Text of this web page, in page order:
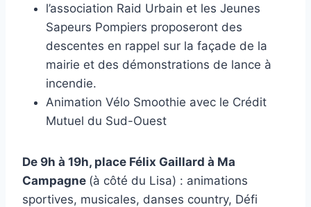
l’association Raid Urbain et les Jeunes
Sapeurs Pompiers proposeront des
descentes en rappel sur la façade de la
mairie et des démonstrations de lance à
incendie.
Animation Vélo Smoothie avec le Crédit
Mutuel du Sud-Ouest
De 9h à 19h, place Félix Gaillard à Ma
Campagne (à côté du Lisa) : animations
sportives, musicales, danses country, Défi